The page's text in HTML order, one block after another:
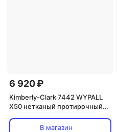
6 920 ₽
Kimberly-Clark 7442 WYPALL
X50 нетканый протирочный
в пачке 50шт)В магазин